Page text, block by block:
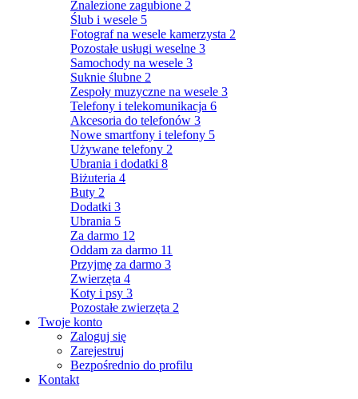
Znalezione zagubione 2
Ślub i wesele 5
Fotograf na wesele kamerzysta 2
Pozostałe usługi weselne 3
Samochody na wesele 3
Suknie ślubne 2
Zespoły muzyczne na wesele 3
Telefony i telekomunikacja 6
Akcesoria do telefonów 3
Nowe smartfony i telefony 5
Używane telefony 2
Ubrania i dodatki 8
Biżuteria 4
Buty 2
Dodatki 3
Ubrania 5
Za darmo 12
Oddam za darmo 11
Przyjmę za darmo 3
Zwierzęta 4
Koty i psy 3
Pozostałe zwierzęta 2
Twoje konto
Zaloguj się
Zarejestruj
Bezpośrednio do profilu
Kontakt